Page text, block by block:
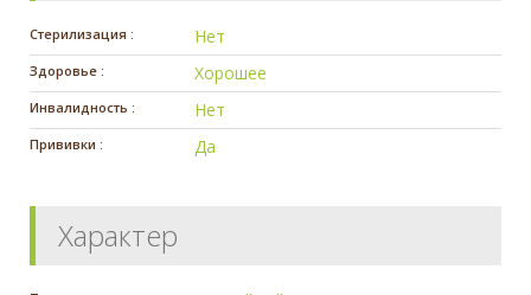
Стерилизация : Нет
Здоровье : Хорошее
Инвалидность : Нет
Прививки : Да
Характер